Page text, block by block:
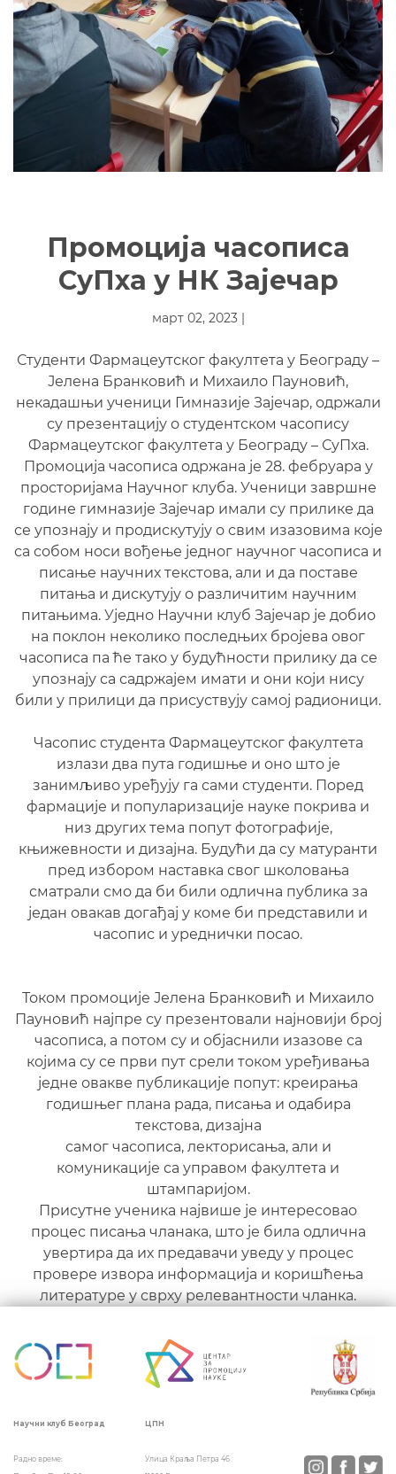
Промоција часописа
СуПха у НК Зајечар
март 02, 2023 |
Студенти Фармацеутског факултета у Београду –
Јелена Бранковић и Михаило Пауновић,
некадашњи ученици Гимназије Зајечар, одржали
су презентацију о студентском часопису
Фармацеутског факултета у Београду – СуПха.
Промоција часописа одржана је 28. фебруара у
просторијама Научног клуба. Ученици завршне
године гимназије Зајечар имали су прилике да
се упознају и продискутују о свим изазовима које
са собом носи вођење једног научног часописа и
писање научних текстова, али и да поставе
питања и дискутују о различитим научним
питањима. Уједно Научни клуб Зајечар је добио
на поклон неколико последњих бројева овог
часописа па ће тако у будућности прилику да се
упознају са садржајем имати и они који нису
били у прилици да присуствују самој радионици.
Часопис студента Фармацеутског факултета
излази два пута годишње и оно што је
занимљиво уређују га сами студенти. Поред
фармације и популаризације науке покрива и
низ других тема попут фотографије,
књижевности и дизајна. Будући да су матуранти
пред избором наставка свог школовања
сматрали смо да би били одлична публика за
један овакав догађај у коме би представили и
часопис и уреднички посао.
Током промоције Јелена Бранковић и Михаило
Пауновић најпре су презентовали најновији број
часописа, а потом су и објаснили изазове са
којима су се први пут срели током уређивања
једне овакве публикације попут: креирања
годишњег плана рада, писања и одабира
текстова, дизајна
самог часописа, лекторисања, али и
комуникације са управом факултета и
штампаријом.
Присутне ученика највише је интересоваo
процес писања чланака, што је била одлична
увертира да их предавачи уведу у процес
провере извора информација и коришћења
литературе у сврху релевантности чланка.
Научни клуб Београд
Радно време:
ЦПН
Улица Краља Петра 46